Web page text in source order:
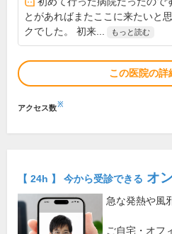
とがあればまたここに来たいと
クでした。 初来...
もっと読む
この医院の詳
アクセス数※
【 24h 】 今から受診できる オ
急な発熱や風
ご自宅・オフ